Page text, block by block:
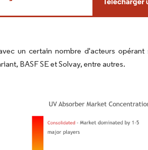
un certain nombre d'acteurs
BASF SE et Solvay, entre autres.